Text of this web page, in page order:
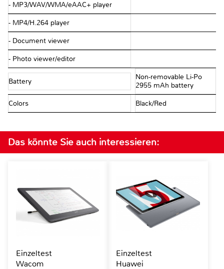
- MP3/WAV/WMA/eAAC+ player
- MP4/H.264 player
- Document viewer
- Photo viewer/editor
Battery
Non-removable Li-Po
2955 mAh battery
Colors Black/Red
Das könnte Sie auch interessieren:
Einzeltest
Wacom
Einzeltest
Huawei